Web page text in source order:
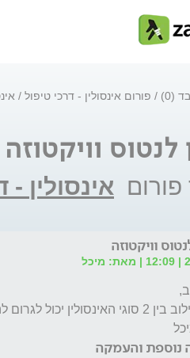
(0) פורום אינסולין - דרכי טיפול
לנטוס וויקטוזה
פורום אינסולין -
וויקטוזה
נוספת והעמקה